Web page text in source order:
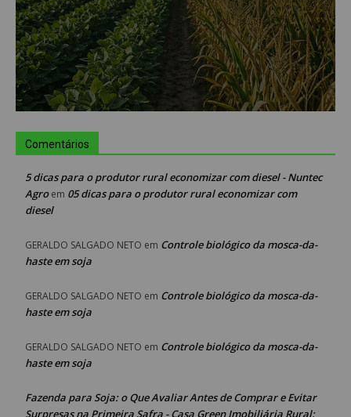
Comentários
5 dicas para o produtor rural economizar com diesel - Nuntec
Agroem 05 dicas para o produtor rural economizar com
diesel
GERALDO SALGADO NETO em Controle biológico da mosca-da-
haste em soja
GERALDO SALGADO NETO em Controle biológico da mosca-da-
haste em soja
GERALDO SALGADO NETO em Controle biológico da mosca-da-
haste em soja
Fazenda para Soja: o Que Avaliar Antes de Comprar e Evitar
Surpresas na Primeira Safra - Casa Green Imobiliária Rural: